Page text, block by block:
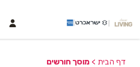
דף הבית > מוסך חורשים